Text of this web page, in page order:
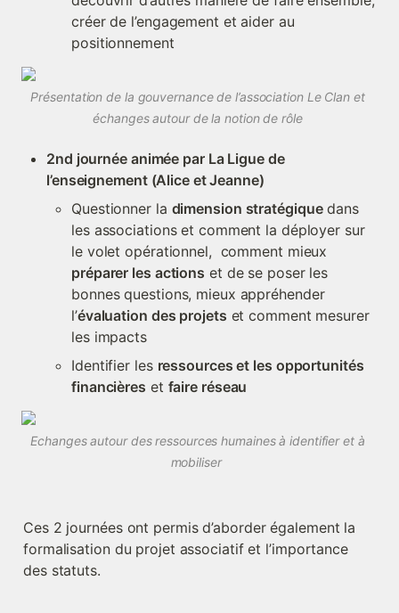
créer de l’engagement et aider au
positionnement
Présentation de la gouvernance de l’association Le Clan et
échanges autour de la notion de rôle
2nd journée animée par La Ligue de
l’enseignement (Alice et Jeanne)
Questionner la dimension stratégique dans
les associations et comment la déployer sur
préparer les actions et de se poser les
bonnes questions, mieux appréhender
l’évaluation des projets et comment mesurer
les impacts
Identifier les ressources et les opportunités
financières et faire réseau
Echanges autour des ressources humaines à identifier et à
mobiliser
Ces 2 journées ont permis d’aborder également la
formalisation du projet associatif et l’importance
des statuts.